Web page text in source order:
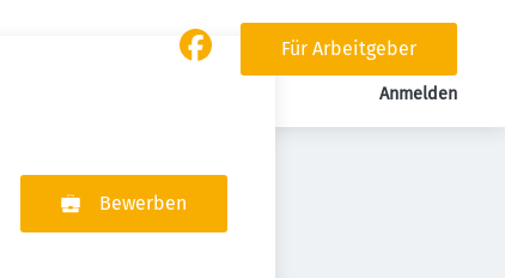
Für Arbeitgeber
Anmelden
Bewerben